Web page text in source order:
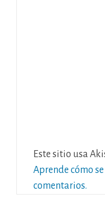
Este sitio usa
Aprende cómo
comentarios.